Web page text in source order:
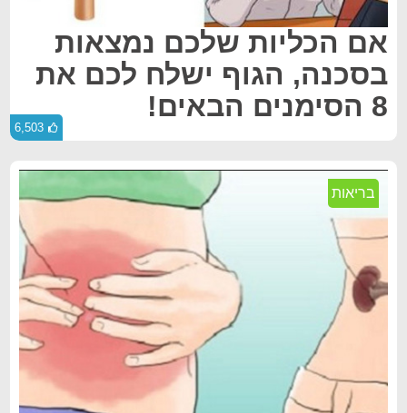
אם הכליות שלכם נמצאות
בסכנה, הגוף ישלח לכם את
8 הסימנים הבאים!
6,503
בריאות